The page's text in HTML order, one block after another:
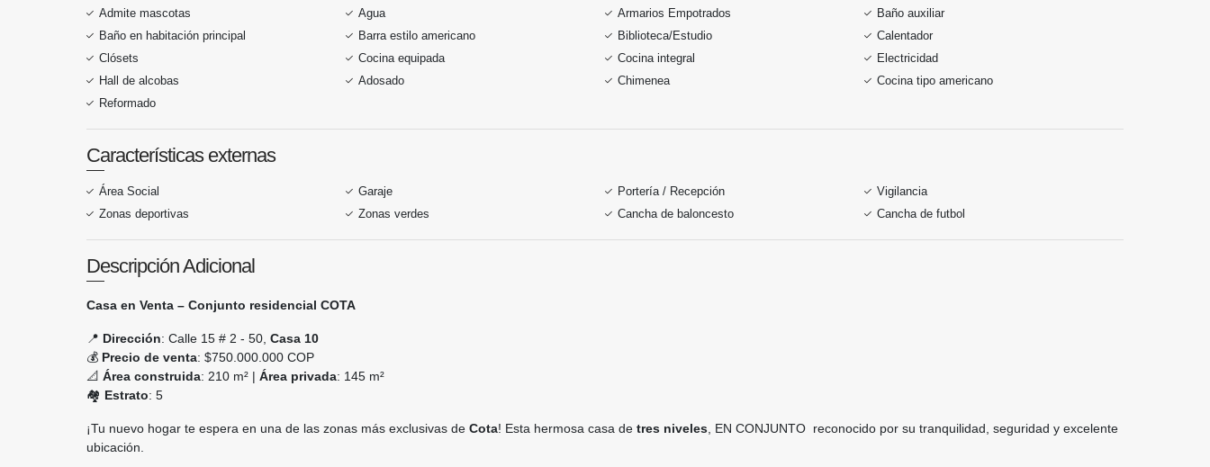
Admite mascotas Agua Armarios Empotrados
Baño auxiliar
Baño en habitación principal
Barra estilo americano Biblioteca/Estudio
Calentador
Clósets
Cocina equipada Cocina integral
Electricidad
Hall de alcobas
Adosado Chimenea
Cocina tipo americano
Reformado
Características externas
Área Social Garaje Portería / Recepción
Vigilancia
Zonas deportivas
Zonas verdes Cancha de baloncesto Cancha de futbol
Descripción Adicional
Casa en Venta – Conjunto residencial COTA
📍 Dirección: Calle 15 # 2 - 50, Casa 10
💰 Precio de venta: $750.000.000 COP
📐 Área construida: 210 m² | Área privada: 145 m²
🏘️ Estrato: 5
¡Tu nuevo hogar te espera en una de las zonas más exclusivas de Cota! Esta hermosa casa de tres niveles , EN CONJUNTO reconocido por su tranquilidad, seguridad y excelente
ubicación.